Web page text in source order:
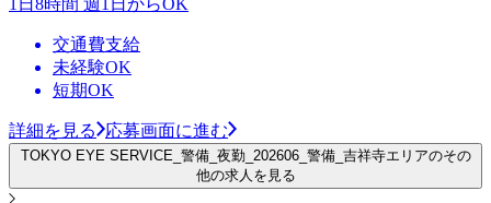
交通費支給
未経験OK
短期OK
詳細を見る 応募画面に進む
TOKYO EYE SERVICE_警備_夜勤_202606_警備_吉祥寺エリアのその
他の求人を見る